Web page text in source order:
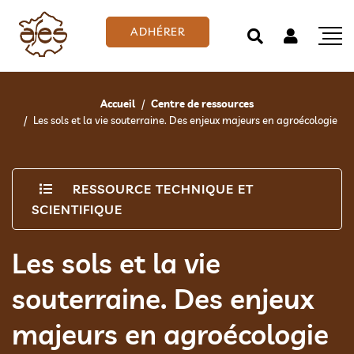
ADHÉRER
Accueil
Centre de ressources
Les sols et la vie souterraine. Des enjeux majeurs en agroécologie
RESSOURCE TECHNIQUE ET
SCIENTIFIQUE
Les sols et la vie
souterraine. Des enjeux
majeurs en agroécologie